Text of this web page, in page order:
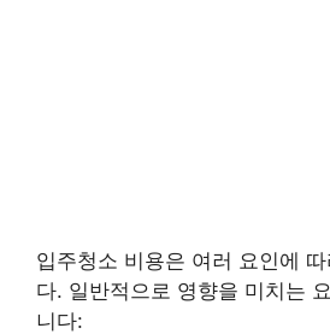
입주청소 비용은 여러 요인에
다. 일반적으로 영향을 미치는
니다: